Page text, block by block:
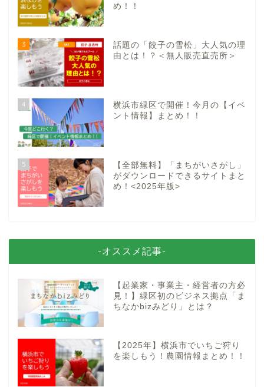
め！！
3
話題の「餃子の雪松」大人気の理
由とは！？＜無人販売直売所＞
4
横浜市緑区で開催！今月の【イベ
ント情報】まとめ！！
5
【全部無料】「まちがいさがし」
がダウンロードできるサイトまと
め！<2025年版>
-オススメ記事-
【起業家・事業主・経営者の方必
見！】緑区初のビジネス拠点「ま
ちなかbizみどり」とは？
【2025年】横浜市でいちご狩り
を楽しもう！農園情報まとめ！！